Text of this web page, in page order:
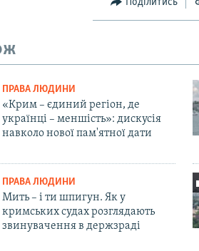
Поділитись
ПРАВА ЛЮДИНИ
«Крим – єдиний регіон, де
українці – меншість»: дискусія
навколо нової пам'ятної дати
ПРАВА ЛЮДИНИ
Мить – і ти шпигун. Як у
кримських судах розглядають
звинувачення в держзраді